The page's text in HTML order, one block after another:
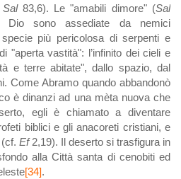
Sal83,6). Le "amabili dimore" (Sal
Dio sono assediate da nemici
più pericolosa di serpenti e
"aperta vastità": l’infinito dei cieli e
e terre abitate", dallo spazio, dal
Come Abramo quando abbandonò
è dinanzi ad una mèta nuova che
egli è chiamato a diventare
biblici e gli anacoreti cristiani, e
Ef2,19). Il deserto si trasfigura in
alla Città santa di cenobiti ed
[34].